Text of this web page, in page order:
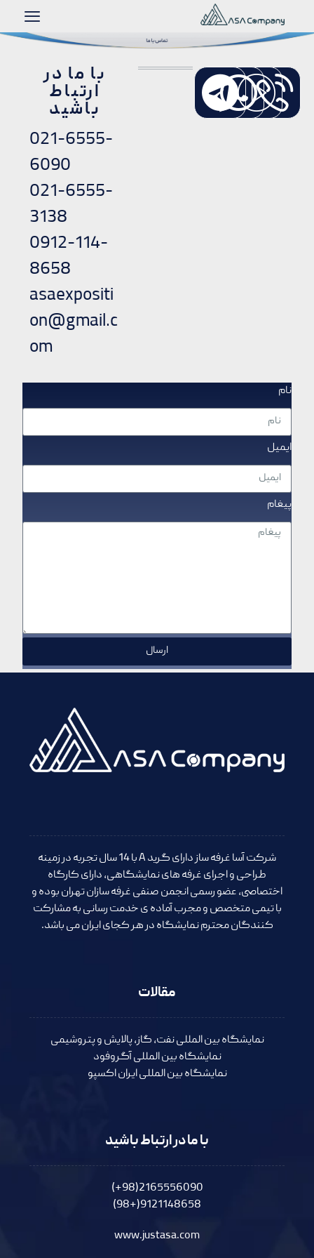
با ما در
ارتباط
باشید
021-6555-
6090
021-6555-
3138
0912-114-
8658
asaexpositi
on@gmail.c
om
نام
ایمیل
پیغام
ارسال
شرکت آسا غرفه ساز دارای گرید A با 14 سال تجربه در زمینه
طراحی و اجرای غرفه های نمایشگاهی، دارای کارگاه
اختصاصی، عضو رسمی انجمن صنفی غرفه سازان تهران بوده و
با تیمی متخصص و مجرب آماده ی خدمت رسانی به مشارکت
کنندگان محترم نمایشگاه در هر کجای ایران می باشد.
مقالات
نمایشگاه بین المللی نفت، گاز، پالایش و پتروشیمی
نمایشگاه بین المللی آگروفود
نمایشگاه بین المللی ایران اکسپو
با ما در ارتباط باشید
2165556090(98+)
9121148658(+98)
www.justasa.com